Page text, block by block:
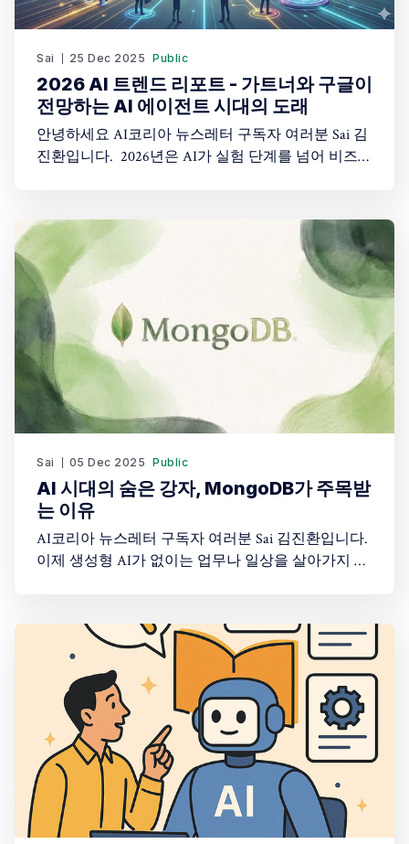
Sai 25 Dec 2025 Public
2026 AI 트렌드 리포트 - 가트너와 구글이
전망하는 AI 에이전트 시대의 도래
안녕하세요 AI코리아 뉴스레터 구독자 여러분 Sai 김
진환입니다. 2026년은 AI가 실험 단계를 넘어 비즈니
2025년 10월 '2026년 전략 기술 트렌드'를 발표하며,
향후 5년간 기업 IT 전략을 좌우할 10대 기술을 제시
했습니다. 거의 같은 시기, 구글
Sai 05 Dec 2025 Public
AI 시대의 숨은 강자, MongoDB가 주목받
는 이유
AI코리아 뉴스레터 구독자 여러분 Sai 김진환입니다.
이제 생성형 AI가 없이는 업무나 일상을 살아가지 못
빠르고 정확하게 처리해줄 '데이터베이스'가 필요합
니다. 오늘은 바로 이 AI 시대의 핵심 인프라를 제공
하며 급성장 중인 기업, MongoDB를 살펴보겠습니다.
MongoDB, 그들은